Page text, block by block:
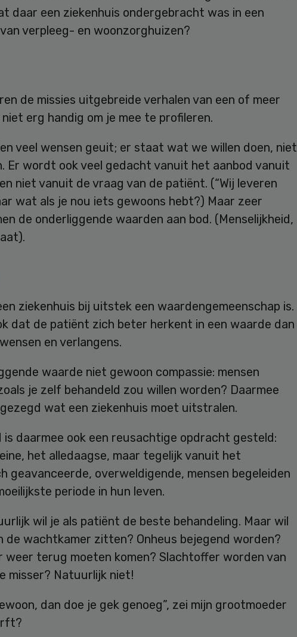
daar een ziekenhuis ondergebracht was in een
verpleeg- en woonzorghuizen?
de missies uitgebreide verhalen van een of meer
erg handig om je mee te profileren.
veel wensen geuit; er staat wat we willen doen, niet
Er wordt ook veel gedacht vanuit het aanbod vanuit
niet vanuit de vraag van de patiënt. (“Wij leveren
wat als je nou iets gewoons hebt?) Maar zeer
de onderliggende waarden aan bod. (Menselijkheid,
ziekenhuis bij uitstek een waardengemeenschap is.
dat de patiënt zich beter herkent in een waarde dan
en verlangens.
waarde niet gewoon compassie: mensen
je zelf behandeld zou willen worden? Daarmee
wat een ziekenhuis moet uitstralen.
is daarmee ook een reusachtige opdracht gesteld:
het alledaagse, maar tegelijk vanuit het
geavanceerde, overweldigende, mensen begeleiden
periode in hun leven.
wil je als patiënt de beste behandeling. Maar wil
de wachtkamer zitten? Onheus bejegend worden?
weer terug moeten komen? Slachtoffer worden van
misser? Natuurlijk niet!
dan doe je gek genoeg”, zei mijn grootmoeder